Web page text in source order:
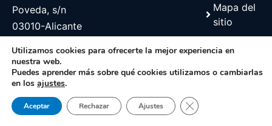
Poveda, s/n
03010-Alicante
Mapa del
sitio
©2026 Web desarrollada por Diputación de alicante, Servicio de
Informática
Utilizamos cookies para ofrecerte la mejor experiencia en
nuestra web.
Puedes aprender más sobre qué cookies utilizamos o cambiarlas
en los ajustes.
Aceptar Rechazar Ajustes Cerrar el banner de